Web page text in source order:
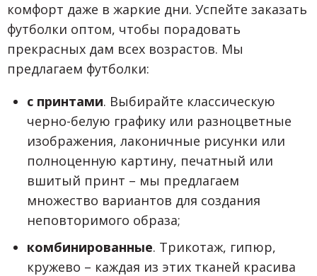
комфорт даже в жаркие дни. Успейте заказать
футболки оптом, чтобы порадовать
прекрасных дам всех возрастов. Мы
предлагаем футболки:
с принтами. Выбирайте классическую
черно-белую графику или разноцветные
изображения, лаконичные рисунки или
полноценную картину, печатный или
вшитый принт – мы предлагаем
множество вариантов для создания
неповторимого образа;
комбинированные. Трикотаж, гипюр,
кружево – каждая из этих тканей красива